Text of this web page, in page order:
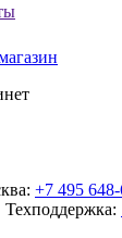
+7 495